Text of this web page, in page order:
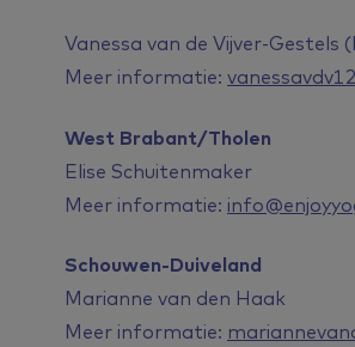
Vanessa van de Vijver-Gestels
Meer informatie:
West Brabant/Tholen
Elise Schuitenmaker
Meer informatie:
Schouwen-Duiveland
Marianne van den Haak
Meer informatie: